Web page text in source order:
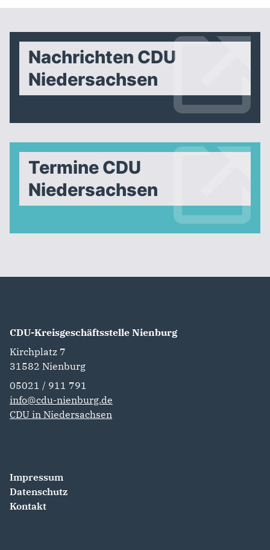
Nachrichten CDU
Niedersachsen
Termine CDU
Niedersachsen
CDU-Kreisgeschäftsstelle Nienburg
Kirchplatz 7
31582 Nienburg
05021 / 911 791
info@cdu-nienburg.de
CDU in Niedersachsen
Impressum
Datenschutz
Kontakt